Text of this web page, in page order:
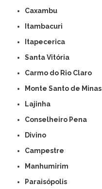
Caxambu
Itambacuri
Itapecerica
Santa Vitória
Carmo do Rio Claro
Monte Santo de Minas
Lajinha
Conselheiro Pena
Divino
Campestre
Manhumirim
Paraisópolis